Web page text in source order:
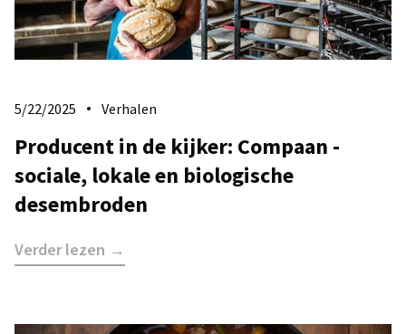
5/22/2025 Verhalen
Producent in de kijker: Compaan -
sociale, lokale en biologische
desembroden
Verder lezen →